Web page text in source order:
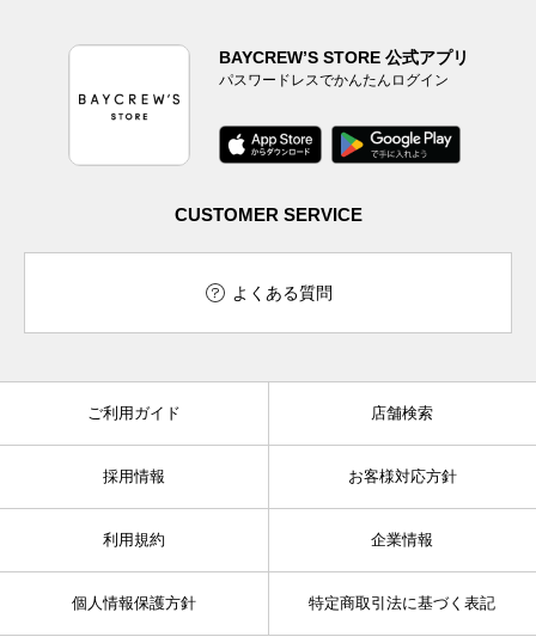
BAYCREW’S STORE 公式アプリ
パスワードレスでかんたんログイン
CUSTOMER SERVICE
よくある質問
ご利用ガイド 店舗検索
採用情報 お客様対応方針
利用規約 企業情報
個人情報保護方針 特定商取引法に基づく表記